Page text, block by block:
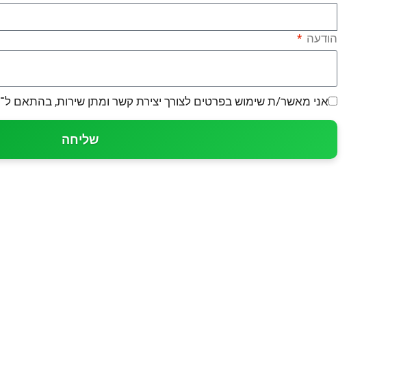
הודעה
אני מאשר/ת שימוש בפרטים לצורך יצירת קשר ומתן שירות, בהתאם ל־
שליחה